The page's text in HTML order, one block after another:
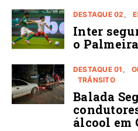
DESTAQUE 02
Inter
o
DESTAQUE 01
TRÂNSITO
Balada
álcool em